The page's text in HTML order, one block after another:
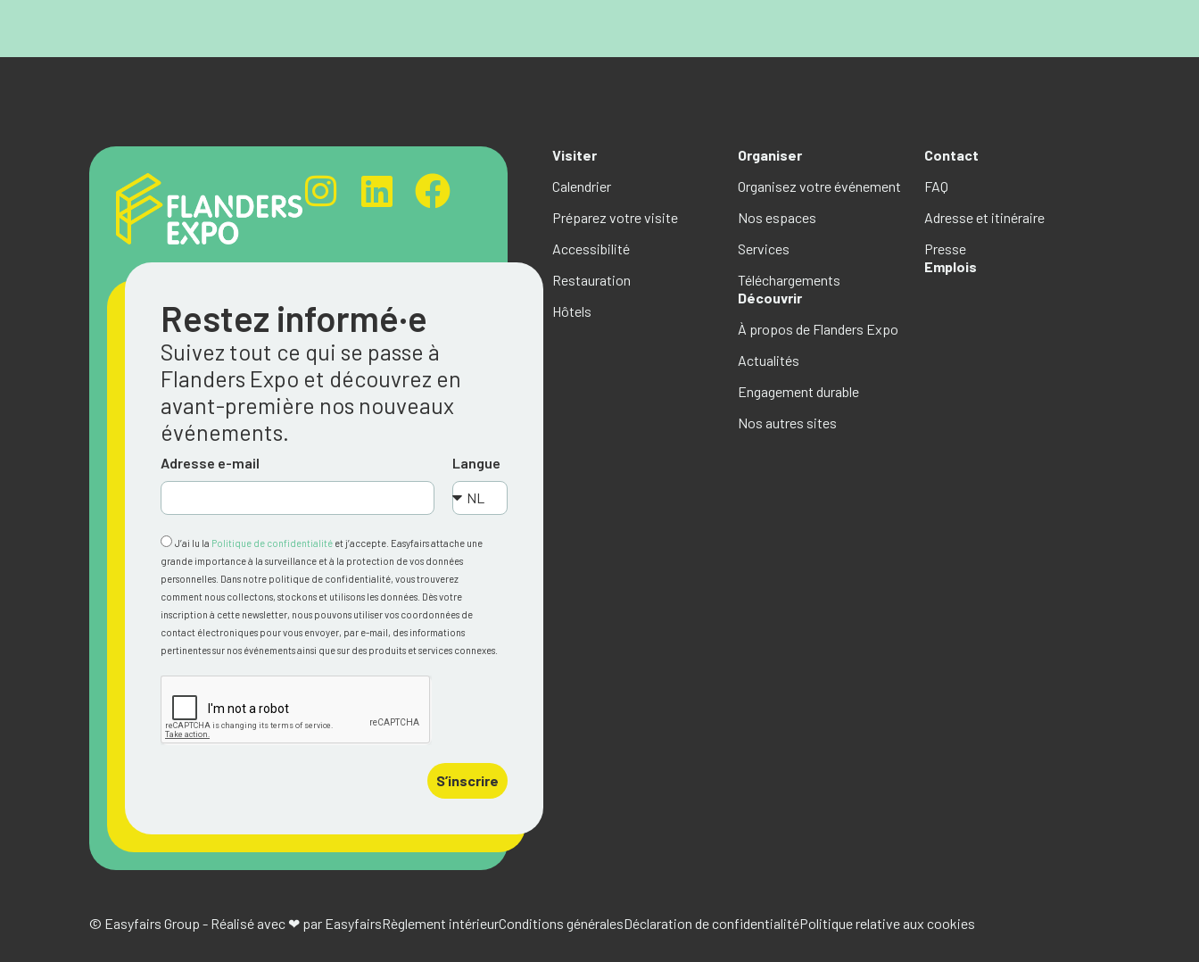
Restez informé·e
Suivez tout ce qui se passe à
Flanders Expo et découvrez en
avant-première nos nouveaux
événements.
Adresse e-mail Langue
J’ai lu la Politique de confidentialité et j’accepte. Easyfairs attache une
grande importance à la surveillance et à la protection de vos données
personnelles. Dans notre politique de confidentialité, vous trouverez
comment nous collectons, stockons et utilisons les données. Dès votre
inscription à cette newsletter, nous pouvons utiliser vos coordonnées de
contact électroniques pour vous envoyer, par e-mail, des informations
pertinentes sur nos événements ainsi que sur des produits et services connexes.
S’inscrire
Visiter
Calendrier
Préparez votre visite
Accessibilité
Restauration
Hôtels
Organiser
Organisez votre événement
Nos espaces
Services
Téléchargements
Découvrir
À propos de Flanders Expo
Actualités
Engagement durable
Nos autres sites
Contact
FAQ
Adresse et itinéraire
Presse
Emplois
© Easyfairs Group - Réalisé avec ❤ par EasyfairsRèglement intérieurConditions généralesDéclaration de confidentialitéPolitique relative aux cookies